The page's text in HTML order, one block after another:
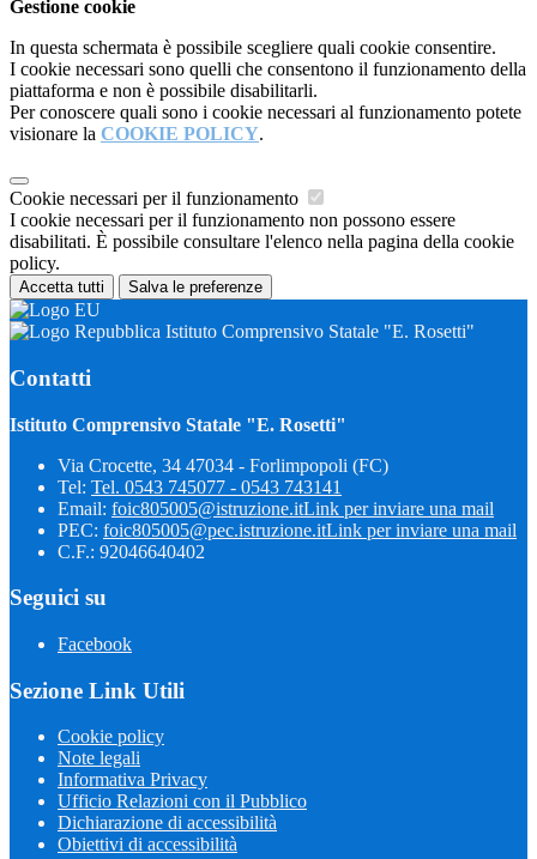
Gestione cookie
In questa schermata è possibile scegliere quali cookie consentire.
I cookie necessari sono quelli che consentono il funzionamento della
piattaforma e non è possibile disabilitarli.
Per conoscere quali sono i cookie necessari al funzionamento potete
visionare la COOKIE POLICY.
Cookie necessari per il funzionamento
I cookie necessari per il funzionamento non possono essere
disabilitati. È possibile consultare l'elenco nella pagina della cookie
policy.
Accetta tutti Salva le preferenze
Istituto Comprensivo Statale "E. Rosetti"
Contatti
Istituto Comprensivo Statale "E. Rosetti"
Via Crocette, 34 47034 - Forlimpopoli (FC)
Tel: Tel. 0543 745077 - 0543 743141
Email: foic805005@istruzione.itLink per inviare una mail
PEC: foic805005@pec.istruzione.itLink per inviare una mail
C.F.: 92046640402
Seguici su
Facebook
Sezione Link Utili
Cookie policy
Note legali
Informativa Privacy
Ufficio Relazioni con il Pubblico
Dichiarazione di accessibilità
Obiettivi di accessibilità